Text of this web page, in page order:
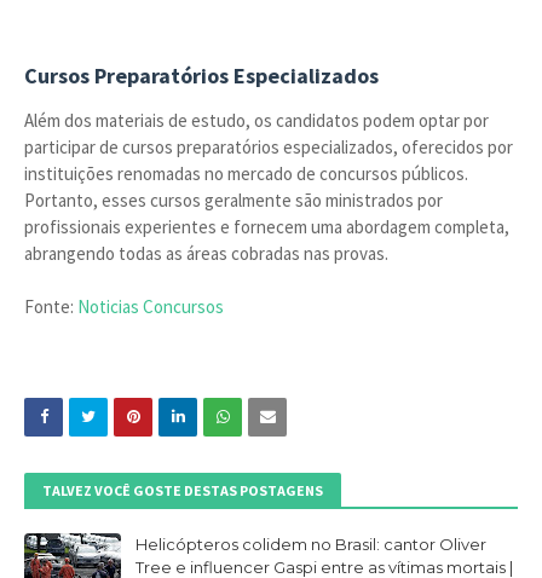
Cursos Preparatórios Especializados
Além dos materiais de estudo, os candidatos podem optar por
participar de cursos preparatórios especializados, oferecidos por
instituições renomadas no mercado de concursos públicos.
Portanto, esses cursos geralmente são ministrados por
profissionais experientes e fornecem uma abordagem completa,
abrangendo todas as áreas cobradas nas provas.
Fonte: Noticias Concursos
TALVEZ VOCÊ GOSTE DESTAS POSTAGENS
Helicópteros colidem no Brasil: cantor Oliver
Tree e influencer Gaspi entre as vítimas mortais |